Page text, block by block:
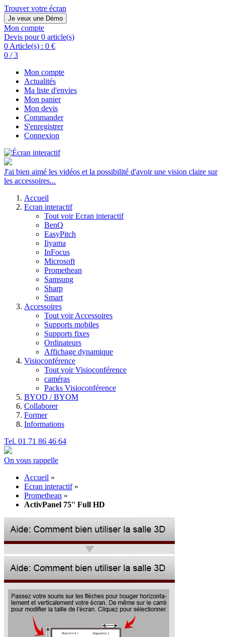
Trouver votre écran
Je veux une Démo
Mon compte
Devis pour 0 article(s)
0 Article(s) : 0 €
0 / 3
Mon compte
Actualités
Ma liste d'envies
Mon panier
Mon devis
Commander
S'enregistrer
Connexion
J'ai bien aimé les vidéos et la possibilité d'avoir une vision claire sur
les accessoires...
Accueil
Ecran interactif
Tout voir Ecran interactif
BenQ
EasyPitch
Iiyama
InFocus
Microsoft
Promethean
Samsung
Sharp
Smart
Accessoires
Tout voir Accessoires
Supports mobiles
Supports fixes
Ordinateurs
Affichage dynamique
Visioconférence
Tout voir Visioconférence
caméras
Packs Visioconférence
BYOD / BYOM
Collaborer
Former
Informations
Tel. 01 71 86 46 64
On vous rappelle
Accueil »
Ecran interactif »
Promethean »
ActivPanel 75'' Full HD